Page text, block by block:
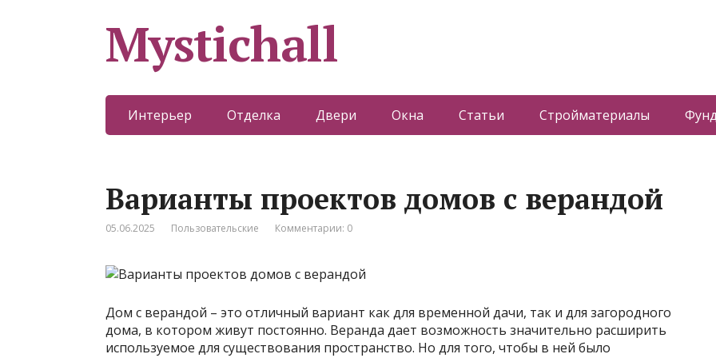
Mystichall
Интерьер Отделка Двери Окна Статьи Стройматериалы
Варианты проектов домов с верандой
05.06.2025 Пользовательские Комментарии: 0
Дом с верандой – это отличный вариант как для временной дачи, так и для загородного
дома, в котором живут постоянно. Веранда дает возможность значительно расширить
используемое для существования пространство. Но для того, чтобы в ней было